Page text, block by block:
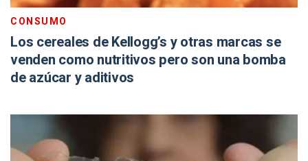
CONSUMO
Los cereales de Kellogg’s y otras marcas se
venden como nutritivos pero son una bomba
de azúcar y aditivos